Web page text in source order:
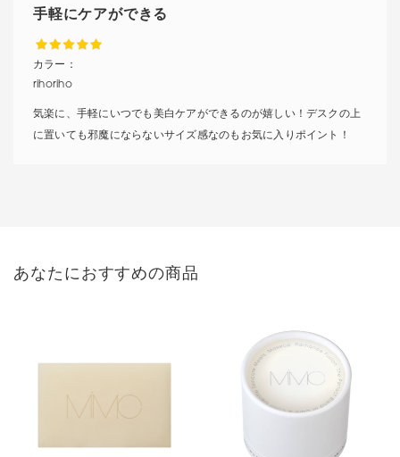
手軽にケアができる
rihoriho
カラー：
気楽に、手軽にいつでも美白ケアができるのが嬉しい！デスクの上
に置いても邪魔にならないサイズ感なのもお気に入りポイント！
あなたにおすすめの商品